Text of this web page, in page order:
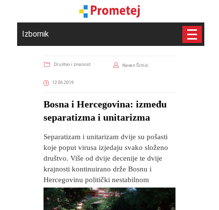
Izbornik
Društvo i znanost Neven Šimić
12.06.2019
Bosna i Hercegovina: između
separatizma i unitarizma
Separatizam i unitarizam dvije su pošasti
koje poput virusa izjedaju svako složeno
društvo. Više od dvije decenije te dvije
krajnosti kontinuirano drže Bosnu i
Hercegovinu politički nestabilnom